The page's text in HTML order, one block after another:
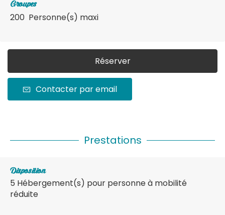
Groupes
200 Personne(s) maxi
Réserver
Contacter par email
Prestations
Disposition
5 Hébergement(s) pour personne à mobilité
réduite